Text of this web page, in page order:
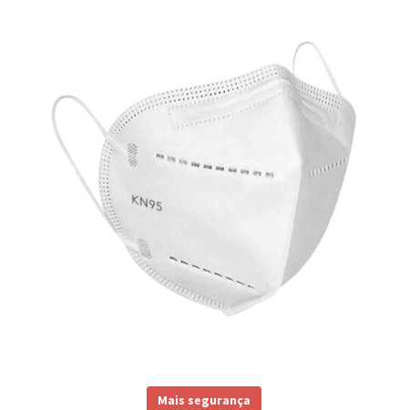
Mais segurança